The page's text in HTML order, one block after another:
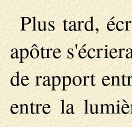
Plus tard,
apôtre
de rapport
entre la